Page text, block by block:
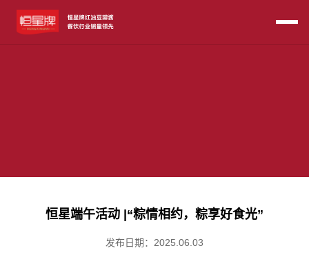
恒星端午活动 |“粽情相约，粽享好食光”
发布日期： 2025.06.03